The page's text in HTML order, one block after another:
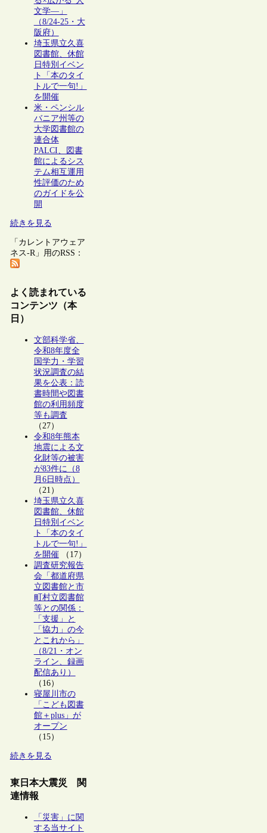
文学―」
（8/24-25・大
阪府）
埼玉県立久喜
図書館、休館
日特別イベン
ト「本のタイ
トルで一句!」
を開催
米・ペンシル
バニア州等の
大学図書館の
連合体
PALCI、図書
館によるシス
テム相互運用
性評価のため
のガイドを公
開
続きを見る
「カレントアウェア
ネス-R」用のRSS：
よく読まれている
コンテンツ（本
日）
文部科学省、
令和8年度全
国学力・学習
状況調査の結
果を公表：読
書時間や図書
館の利用頻度
等も調査
（27）
令和8年熊本
地震による文
化財等の被害
が83件に（8
月6日時点）
（21）
埼玉県立久喜
図書館、休館
日特別イベン
ト「本のタイ
トルで一句!」
を開催（17）
調査研究報告
会「都道府県
立図書館と市
町村立図書館
等との関係：
「支援」と
「協力」の今
とこれから」
（8/21・オン
ライン、録画
配信あり）
（16）
寝屋川市の
「こども図書
館＋plus」が
オープン
（15）
続きを見る
東日本大震災 関
連情報
「災害」に関
する当サイト